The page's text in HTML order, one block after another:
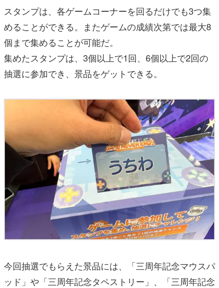
スタンプは、各ゲームコーナーを回るだけでも3つ集
めることができる。またゲームの成績次第では最大8
個まで集めることが可能だ。
集めたスタンプは、3個以上で1回、6個以上で2回の
抽選に参加でき、景品をゲットできる。
今回抽選でもらえた景品には、「三周年記念マウスパ
ッド」や「三周年記念タペストリー」、「三周年記念